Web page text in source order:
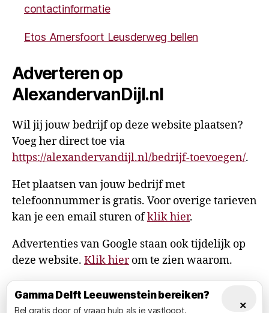
contactinformatie
Etos Amersfoort Leusderweg bellen
Adverteren op
AlexandervanDijl.nl
Wil jij jouw bedrijf op deze website plaatsen?
Voeg her direct toe via
https://alexandervandijl.nl/bedrijf-toevoegen/.
Het plaatsen van jouw bedrijf met
telefoonnummer is gratis. Voor overige tarieven
kan je een email sturen ofklik hier.
Advertenties van Google staan ook tijdelijk op
deze website. Klik hierom te zien waarom.
×
Gamma Delft Leeuwenstein bereiken?
Bel gratis door of vraag hulp als je vastloopt.